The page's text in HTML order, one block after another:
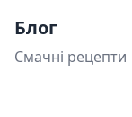
Блог
Смачні рецепти